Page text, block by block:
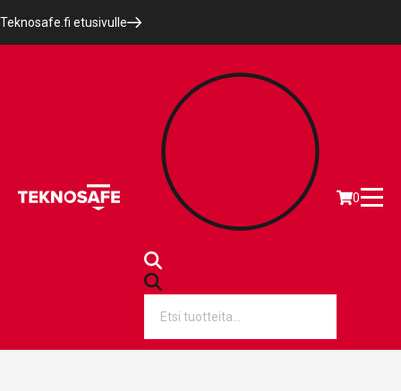
Teknosafe.fi etusivulle
search
0